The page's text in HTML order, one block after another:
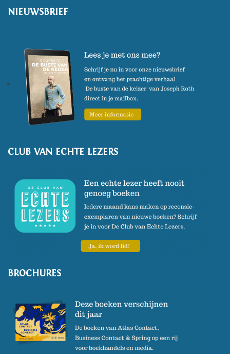
NIEUWSBRIEF
CLUB VAN ECHTE LEZERS
BROCHURES